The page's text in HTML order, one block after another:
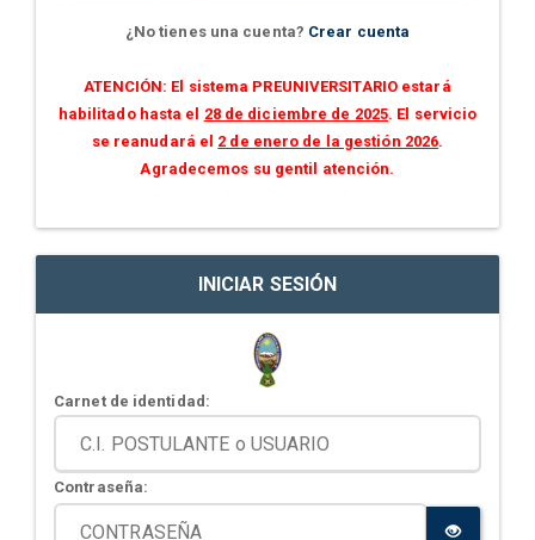
¿No tienes una cuenta? Crear cuenta
ATENCIÓN: El sistema PREUNIVERSITARIO estará
habilitado hasta el 28 de diciembre de 2025. El servicio
se reanudará el 2 de enero de la gestión 2026.
Agradecemos su gentil atención.
INICIAR SESIÓN
Carnet de identidad:
Contraseña: